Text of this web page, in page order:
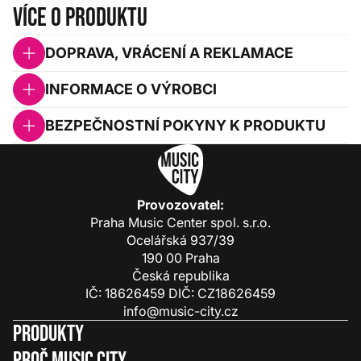
Více o produktu
DOPRAVA, VRÁCENÍ A REKLAMACE
INFORMACE O VÝROBCI
BEZPEČNOSTNÍ POKYNY K PRODUKTU
Provozovatel:
Praha Music Center spol. s.r.o.
Ocelářská 937/39
190 00 Praha
Česká republika
IČ: 18626459 DIČ: CZ18626459
info@music-city.cz
Produkty